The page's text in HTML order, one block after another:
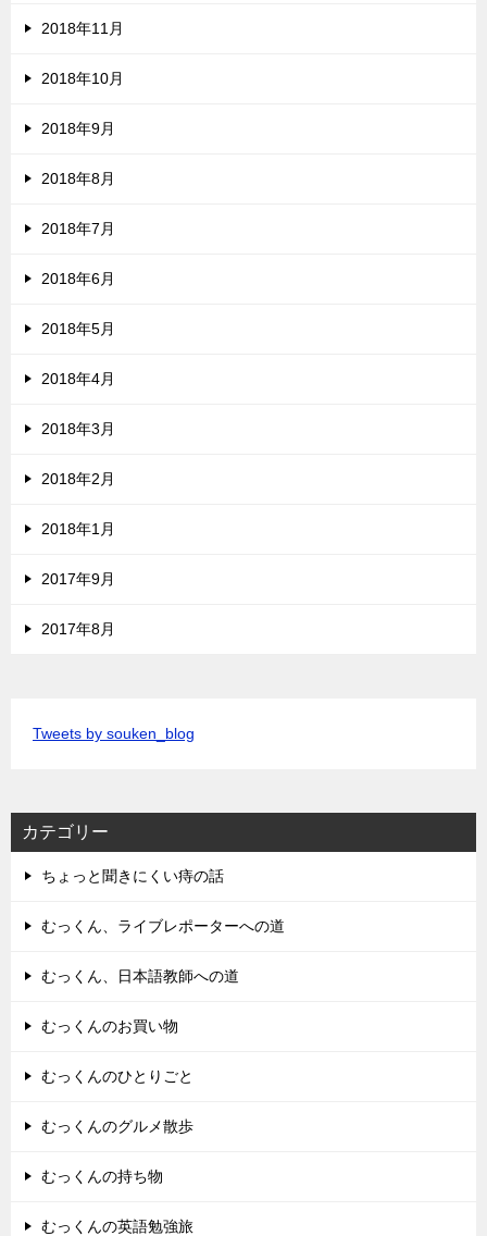
2018年11月
2018年10月
2018年9月
2018年8月
2018年7月
2018年6月
2018年5月
2018年4月
2018年3月
2018年2月
2018年1月
2017年9月
2017年8月
Tweets by souken_blog
カテゴリー
ちょっと聞きにくい痔の話
むっくん、ライブレポーターへの道
むっくん、日本語教師への道
むっくんのお買い物
むっくんのひとりごと
むっくんのグルメ散歩
むっくんの持ち物
むっくんの英語勉強旅